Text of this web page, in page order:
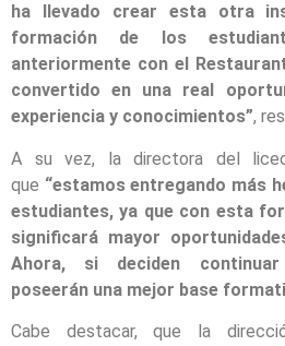
ha llevado crear esta otra
formación de los
anteriormente con el
convertido en una real
experiencia y conocimientos”,
A su vez, la directora del
que “estamos entregando más
estudiantes, ya que con esta
significará mayor
Ahora, si deciden
poseerán una mejor base
Cabe destacar, que la